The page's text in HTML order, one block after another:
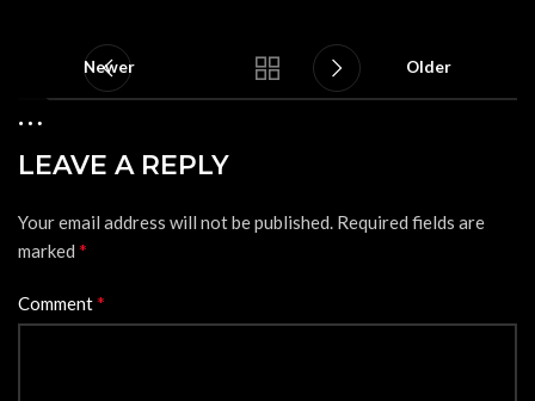
Newer Older
LEAVE A REPLY
Your email address will not be published. Required fields are
marked *
Comment*